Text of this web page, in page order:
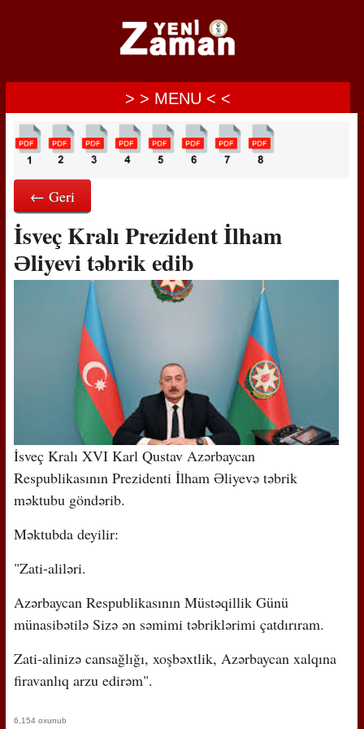
> > MENU < <
← Geri
İsveç Kralı Prezident İlham
Əliyevi təbrik edib
İsveç Kralı XVI Karl Qustav Azərbaycan
Respublikasının Prezidenti İlham Əliyevə təbrik
məktubu göndərib.
Məktubda deyilir:
"Zati-aliləri.
Azərbaycan Respublikasının Müstəqillik Günü
münasibətilə Sizə ən səmimi təbriklərimi çatdırıram.
Zati-alinizə cansağlığı, xoşbəxtlik, Azərbaycan xalqına
firavanlıq arzu edirəm".
6,154 oxunub